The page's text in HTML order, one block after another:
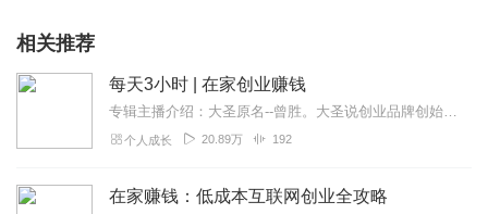
回复
伊尔佳游
很有启发，穷人与富人的思维方式决定财富多寡。
2020-07-17
89美小护
相关推荐
每天3小时 | 在家创业赚钱
专辑主播介绍：大圣原名--曾胜。大圣说创业品牌创始人，专注于成功互联网创业系统打造。以8年的互联网从业经验深度剖析互联网创业方式。更是独家打造大圣执行系统，让初...
个人成长 20.89万 192
在家赚钱：低成本互联网创业全攻略